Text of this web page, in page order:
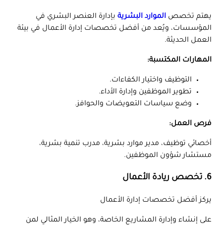
يهتم تخصص الموارد البشرية بإدارة العنصر البشري في
المؤسسات، ويُعد من أفضل تخصصات إدارة الأعمال في بيئة
العمل الحديثة.
المهارات المكتسبة:
التوظيف واختيار الكفاءات.
تطوير الموظفين وإدارة الأداء.
وضع سياسات التعويضات والحوافز.
فرص العمل:
أخصائي توظيف، مدير موارد بشرية، مدرب تنمية بشرية،
مستشار شؤون الموظفين.
6. تخصص ريادة الأعمال
يركز أفضل تخصصات إدارة الأعمال
على إنشاء وإدارة المشاريع الخاصة، وهو الخيار المثالي لمن